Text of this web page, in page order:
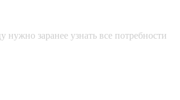
заранее узнать все потребности